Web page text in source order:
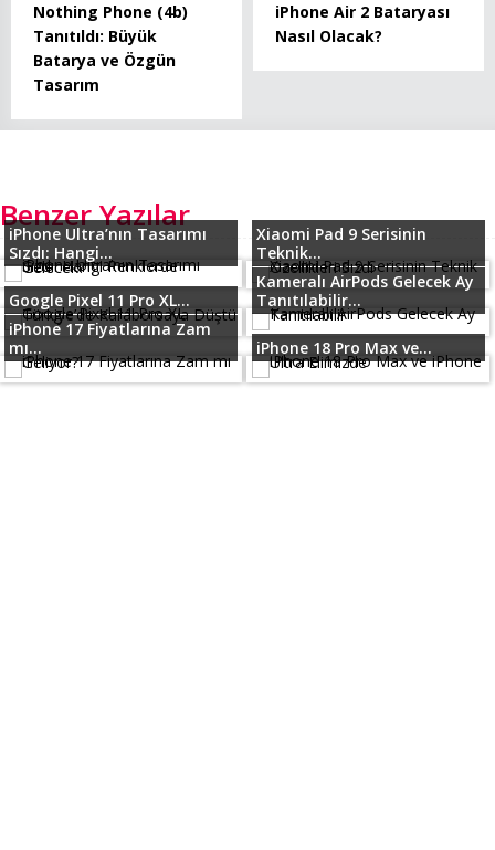
Nothing Phone (4b)
Tanıtıldı: Büyük
Batarya ve Özgün
Tasarım
iPhone Air 2 Bataryası
Nasıl Olacak?
Benzer Yazılar
iPhone Ultra’nın Tasarımı
Sızdı: Hangi...
Xiaomi Pad 9 Serisinin
Teknik...
Google Pixel 11 Pro XL...
Kameralı AirPods Gelecek Ay
Tanıtılabilir...
iPhone 17 Fiyatlarına Zam
mı...
iPhone 18 Pro Max ve...